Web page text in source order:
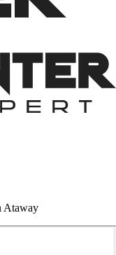
Ataway